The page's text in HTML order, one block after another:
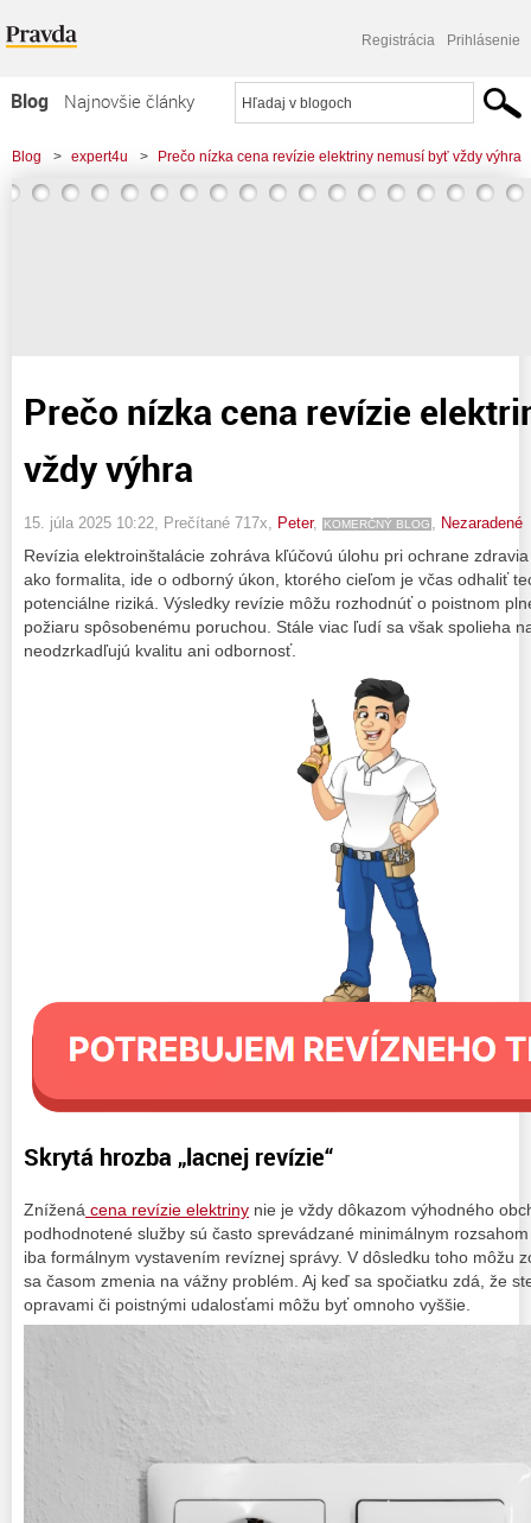
Registrácia Prihlásenie
Blog
Najnovšie články
Najčítanejšie články
Najkomentovanejšie články
Blog > expert4u > Prečo nízka cena revízie elektriny nemusí byť vždy výhra
Prečo nízka cena revízie
vždy výhra
15. júla 2025 10:22 , Prečítané 717x, Peter, KOMERČNÝ BLOG Nezaradené
Revízia elektroinštalácie zohráva kľúčovú úlohu pri ochrane
ako formalita, ide o odborný úkon, ktorého cieľom je včas odhaliť
potenciálne riziká. Výsledky revízie môžu rozhodnúť o poistnom
požiaru spôsobenému poruchou. Stále viac ľudí sa však spolieha
neodzrkadľujú kvalitu ani odbornosť.
Skrytá hrozba „lacnej revízie“
Znížená cena revízie elektriny nie je vždy dôkazom výhodného
podhodnotené služby sú často sprevádzané minimálnym
iba formálnym vystavením revíznej správy. V dôsledku toho môžu
sa časom zmenia na vážny problém. Aj keď sa spočiatku zdá, že
opravami či poistnými udalosťami môžu byť omnoho vyššie.